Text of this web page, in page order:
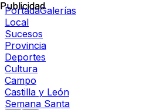
PortadaGalerías
Local
Sucesos
Provincia
Deportes
Cultura
Campo
Castilla y León
Semana Santa
Publicidad
Publicidad